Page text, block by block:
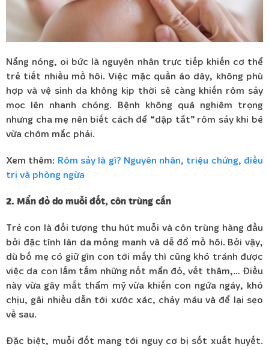
Nắng nóng, oi bức là nguyên nhân trực tiếp khiến cơ thể
trẻ tiết nhiều mồ hôi. Việc mặc quần áo dày, không phù
hợp và vệ sinh da không kịp thời sẽ càng khiến rôm sảy
mọc lên nhanh chóng. Bệnh không quá nghiêm trọng
nhưng cha mẹ nên biết cách để “dập tắt” rôm sảy khi bé
vừa chớm mắc phải.
Xem thêm: Rôm sảy là gì? Nguyên nhân, triệu chứng, điều
trị và phòng ngừa
2. Mẩn đỏ do muỗi đốt, côn trùng cắn
Trẻ con là đối tượng thu hút muỗi và côn trùng hàng đầu
bởi đặc tính làn da mỏng manh và dễ đổ mồ hôi. Bởi vậy,
dù bố mẹ có giữ gìn con tới mấy thì cũng khó tránh được
việc da con lấm tấm những nốt mẩn đỏ, vết thâm,… Điều
này vừa gây mất thẩm mỹ vừa khiến con ngứa ngáy, khó
chịu, gãi nhiều dẫn tới xước xác, chảy máu và để lại sẹo
về sau.
Đặc biệt, muỗi đốt mang tới nguy cơ bị sốt xuất huyết.